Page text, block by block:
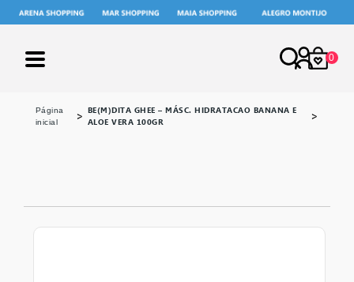
0
página
inicial
BE(M)DITA GHEE – MÁSC. HIDRATACAO BANANA E
ALOE VERA 100GR